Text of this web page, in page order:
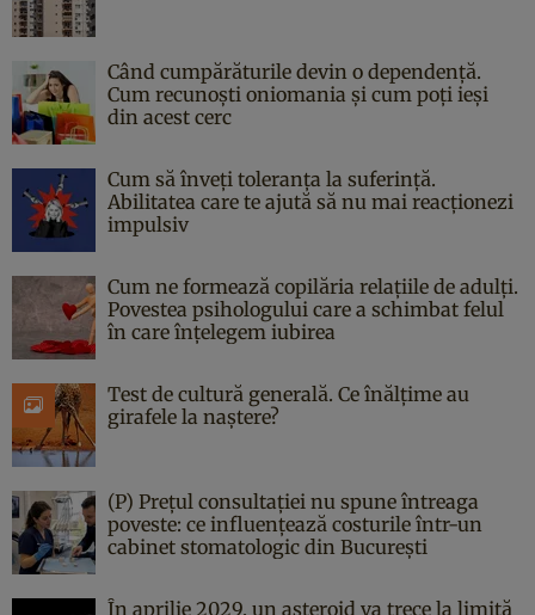
Când cumpărăturile devin o dependență.
Cum recunoști oniomania și cum poți ieși
din acest cerc
Cum să înveți toleranța la suferință.
Abilitatea care te ajută să nu mai reacționezi
impulsiv
Cum ne formează copilăria relațiile de adulți.
Povestea psihologului care a schimbat felul
în care înțelegem iubirea
Test de cultură generală. Ce înălțime au
girafele la naștere?
(P) Prețul consultației nu spune întreaga
poveste: ce influențează costurile într-un
cabinet stomatologic din București
În aprilie 2029, un asteroid va trece la limită